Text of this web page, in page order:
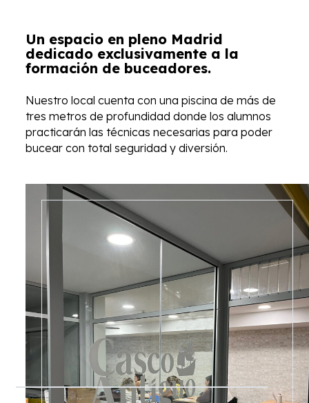
Un espacio en pleno Madrid
dedicado exclusivamente a la
formación de buceadores.
Nuestro local cuenta con una piscina de más de
tres metros de profundidad donde los alumnos
practicarán las técnicas necesarias para poder
bucear con total seguridad y diversión.